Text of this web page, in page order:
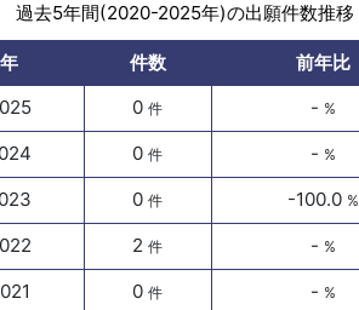
過去5年間(2020-2025年)の出願件数推移
年 件数
前年比
0件 - %
0件 - %
0件 -100.0 %
2件 - %
0件 - %